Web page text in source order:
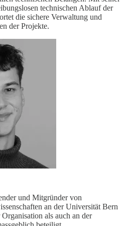
technischen Ablauf der
die sichere Verwaltung und
der Projekte.
und Mitgründer von
an der Universität Bern
als auch an der